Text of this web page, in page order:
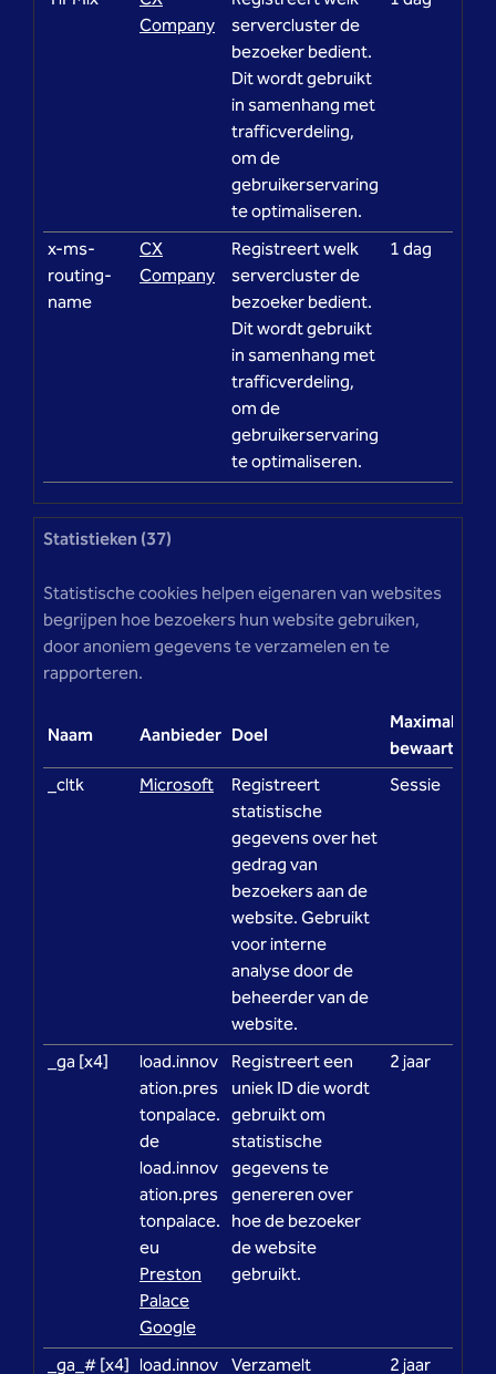
Company
servercluster de
bezoeker bedient.
Dit wordt gebruikt
in samenhang met
trafficverdeling,
om de
gebruikerservaring
te optimaliseren.
x-ms-
routing-
name
CX
Company
Registreert welk
servercluster de
bezoeker bedient.
Dit wordt gebruikt
in samenhang met
trafficverdeling,
om de
gebruikerservaring
te optimaliseren.
1 dag
Statistieken (37)
Statistische cookies helpen eigenaren van websites
begrijpen hoe bezoekers hun website gebruiken,
door anoniem gegevens te verzamelen en te
rapporteren.
Naam Aanbieder Doel
Maximale
_cltk
Microsoft
Registreert
statistische
gegevens over het
gedrag van
bezoekers aan de
website. Gebruikt
voor interne
analyse door de
beheerder van de
website.
Sessie
_ga [x4]
load.innov
ation.pres
tonpalace.
de
load.innov
ation.pres
tonpalace.
eu
Preston
Palace
Google
Registreert een
uniek ID die wordt
gebruikt om
statistische
gegevens te
genereren over
hoe de bezoeker
de website
gebruikt.
2 jaar
_ga_# [x4] load.innov Verzamelt 2 jaar